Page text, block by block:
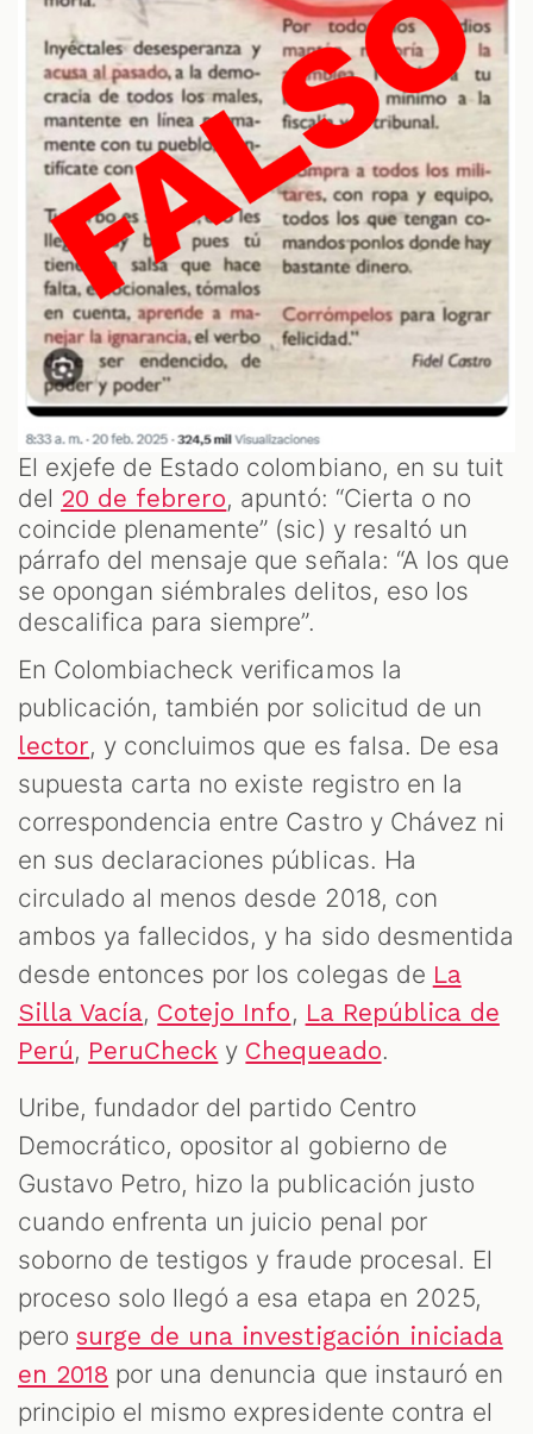
El exjefe de Estado colombiano, en su tuit
del 20 de febrero, apuntó: “Cierta o no
coincide plenamente” (sic) y resaltó un
párrafo del mensaje que señala: “A los que
se opongan siémbrales delitos, eso los
descalifica para siempre”.
En Colombiacheck verificamos la
publicación, también por solicitud de un
lector, y concluimos que es falsa. De esa
supuesta carta no existe registro en la
correspondencia entre Castro y Chávez ni
en sus declaraciones públicas. Ha
circulado al menos desde 2018, con
ambos ya fallecidos, y ha sido desmentida
desde entonces por los colegas de La
Silla Vacía, Cotejo Info, La República de
Perú, PeruCheck y Chequeado.
Uribe, fundador del partido Centro
Democrático, opositor al gobierno de
Gustavo Petro, hizo la publicación justo
cuando enfrenta un juicio penal por
soborno de testigos y fraude procesal. El
proceso solo llegó a esa etapa en 2025,
perosurge de una investigación iniciada
en 2018 por una denuncia que instauró en
principio el mismo expresidente contra el